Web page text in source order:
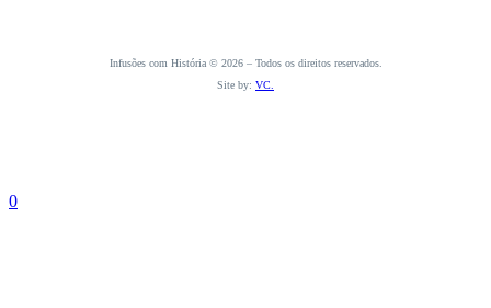
Infusões com História © 2026 – Todos os direitos reservados.
Site by: VC.
0